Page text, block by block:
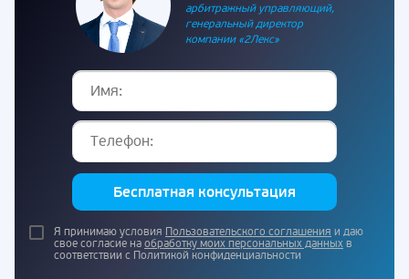
арбитражный управляющий,
генеральный директор
компании «2Лекс»
Бесплатная консультация
Я принимаю условия Пользовательского соглашения и даю
свое согласие на обработку моих персональных данных в
соответствии с Политикой конфиденциальности